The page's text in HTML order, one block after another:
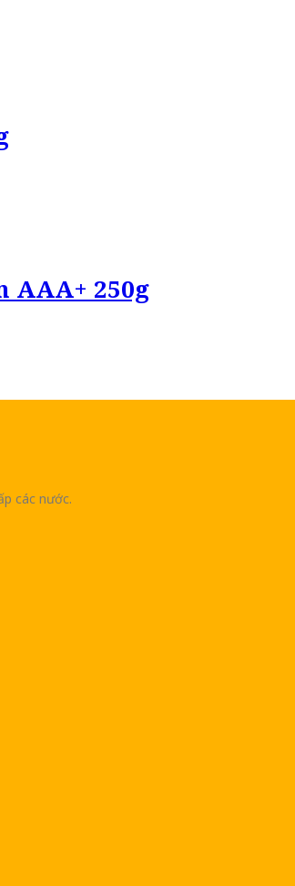
AAA+ 250g
các nước.